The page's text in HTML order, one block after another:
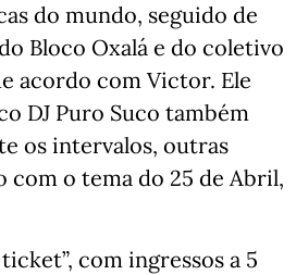
do mundo, seguido de
Bloco Oxalá e do coletivo
acordo com Victor. Ele
DJ Puro Suco também
os intervalos, outras
o tema do 25 de Abril,
com ingressos a 5